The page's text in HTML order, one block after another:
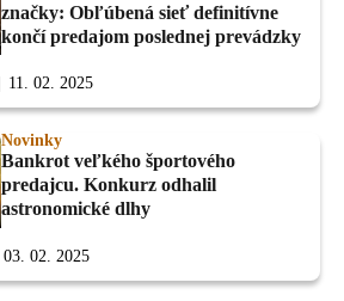
značky: Obľúbená sieť definitívne
končí predajom poslednej prevádzky
11. 02. 2025
Novinky
Bankrot veľkého športového
predajcu. Konkurz odhalil
astronomické dlhy
03. 02. 2025